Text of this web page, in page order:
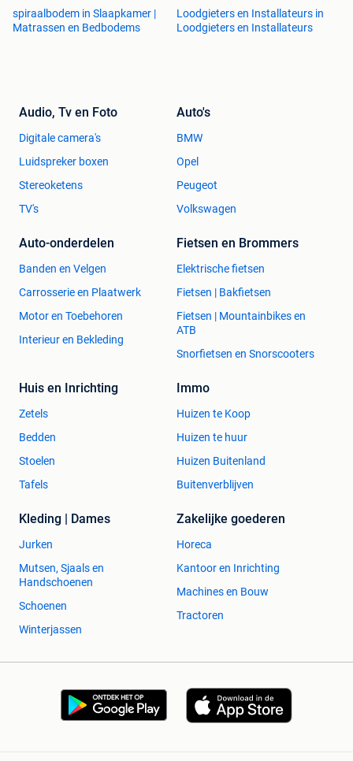
spiraalbodem in Slaapkamer |
Matrassen en Bedbodems
Loodgieters en Installateurs in
Loodgieters en Installateurs
Audio, Tv en Foto
Digitale camera's
Luidspreker boxen
Stereoketens
TV's
Auto's
BMW
Opel
Peugeot
Volkswagen
Auto-onderdelen
Banden en Velgen
Carrosserie en Plaatwerk
Motor en Toebehoren
Interieur en Bekleding
Fietsen en Brommers
Elektrische fietsen
Fietsen | Bakfietsen
Fietsen | Mountainbikes en
ATB
Snorfietsen en Snorscooters
Huis en Inrichting
Zetels
Bedden
Stoelen
Tafels
Immo
Huizen te Koop
Huizen te huur
Huizen Buitenland
Buitenverblijven
Kleding | Dames
Jurken
Mutsen, Sjaals en
Handschoenen
Schoenen
Winterjassen
Zakelijke goederen
Horeca
Kantoor en Inrichting
Machines en Bouw
Tractoren